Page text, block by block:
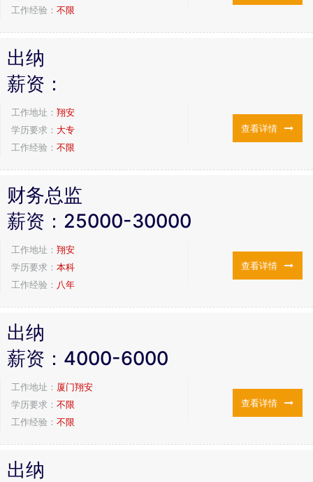
工作经验： 不限
出纳
薪资：
工作地址： 翔安
学历要求： 大专
工作经验： 不限
查看详情
财务总监
薪资： 25000-30000
工作地址： 翔安
学历要求： 本科
工作经验： 八年
查看详情
出纳
薪资： 4000-6000
工作地址： 厦门翔安
学历要求： 不限
工作经验： 不限
查看详情
出纳